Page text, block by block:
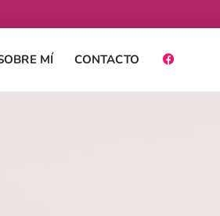
MÍ CONTACTO